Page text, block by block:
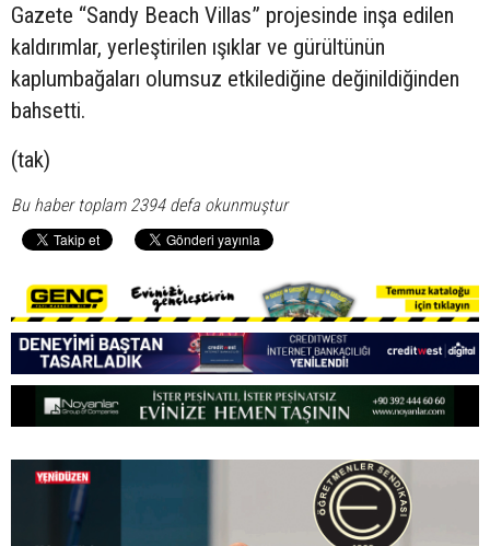
Gazete “Sandy Beach Villas” projesinde inşa edilen
kaldırımlar, yerleştirilen ışıklar ve gürültünün
kaplumbağaları olumsuz etkilediğine değinildiğinden
bahsetti.
(tak)
Bu haber toplam 2394 defa okunmuştur